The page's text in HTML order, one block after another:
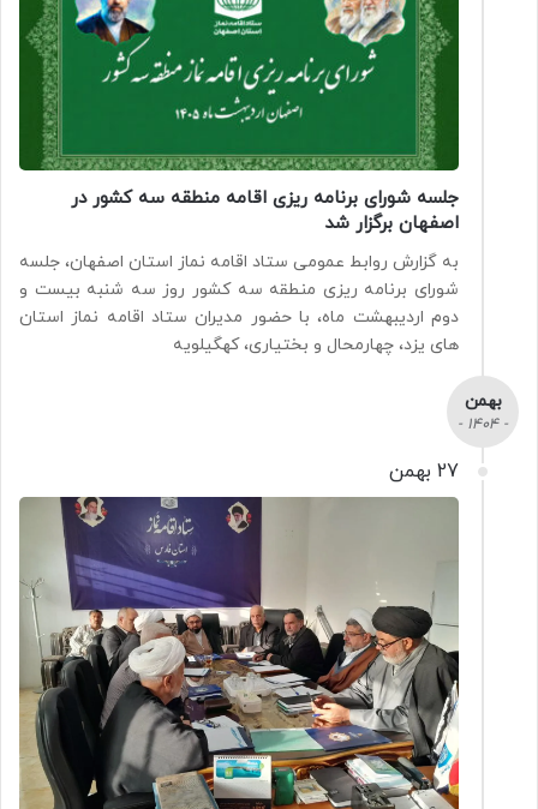
جلسه شورای برنامه ریزی اقامه منطقه سه کشور در
اصفهان برگزار شد
به گزارش روابط عمومی ستاد اقامه نماز استان اصفهان، جلسه
شورای برنامه ریزی منطقه سه کشور روز سه شنبه بیست و
دوم اردیبهشت ماه، با حضور مدیران ستاد اقامه نماز استان
های یزد، چهارمحال و بختیاری، کهگیلویه
بهمن
- 1404 -
27 بهمن